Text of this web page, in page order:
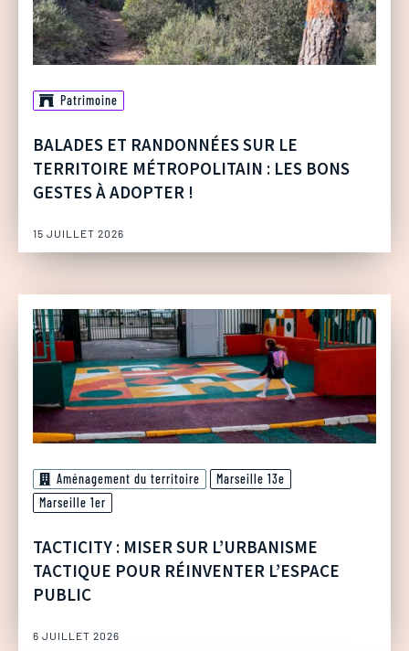
Patrimoine
BALADES ET RANDONNÉES SUR LE
TERRITOIRE MÉTROPOLITAIN : LES BONS
GESTES À ADOPTER !
15 JUILLET 2026
Aménagement du territoire
Marseille 13e
Marseille 1er
TACTICITY : MISER SUR L’URBANISME
TACTIQUE POUR RÉINVENTER L’ESPACE
PUBLIC
6 JUILLET 2026